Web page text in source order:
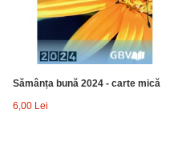
Sămânța bună 2024 - carte mică
6,00 Lei